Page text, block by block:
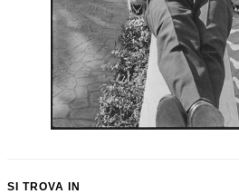
SI TROVA IN